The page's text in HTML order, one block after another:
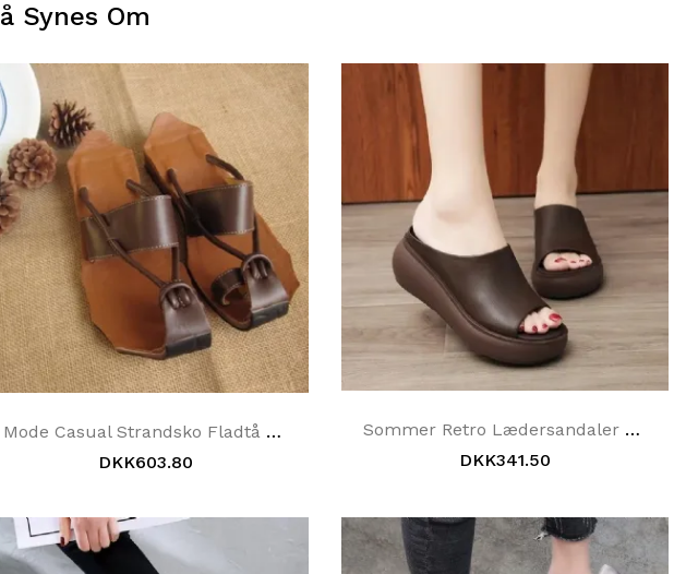
Synes Om
Mode Casual Strandsko Fladtå Sandaler Og Slippers Sandaler
DKK603.80
Sommer Retro Lædersandaler Slippers Sko
DKK341.50